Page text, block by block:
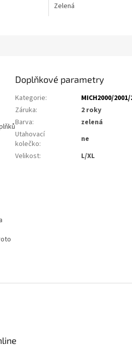
Zelená
Doplňkové parametry
Kategorie:
MICH2000/
Záruka:
2 roky
Barva:
zelená
Utahovací
kolečko:
ne
Velikost: L/XL